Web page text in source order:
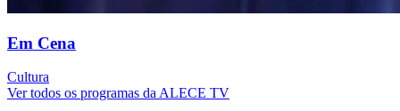
Em Cena
Cultura
Ver todos os programas da ALECE TV